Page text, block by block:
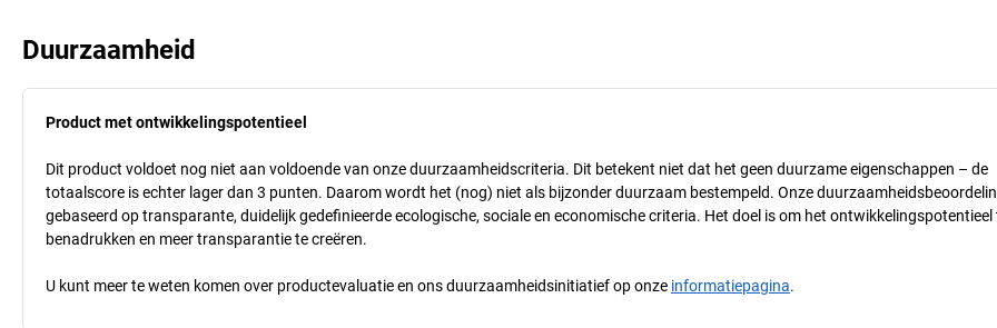
Duurzaamheid
Product met ontwikkelingspotentieel
Dit product voldoet nog niet aan voldoende van onze duurzaamheidscriteria. Dit betekent niet dat het geen duurzame eigenschappen – de
totaalscore is echter lager dan 3 punten. Daarom wordt het (nog) niet als bijzonder duurzaam bestempeld. Onze
gebaseerd op transparante, duidelijk gedefinieerde ecologische, sociale en economische criteria. Het doel is om het ontwikkelingspotentieel
benadrukken en meer transparantie te creëren.
U kunt meer te weten komen over productevaluatie en ons duurzaamheidsinitiatief op onze informatiepagina.